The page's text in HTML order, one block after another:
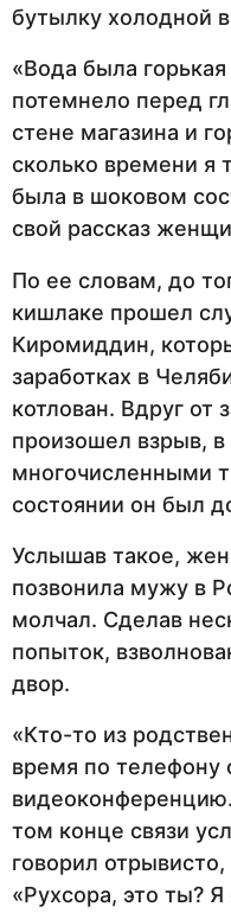
бутылку холодной
«Вода была
потемнело перед
стене магазина и
сколько времени я
была в шоковом
свой рассказ
По ее словам, до
кишлаке прошел
Киромиддин,
заработках в
котлован. Вдруг от
произошел взрыв, в
многочисленными
состоянии он был
Услышав такое,
позвонила мужу в
молчал. Сделав
попыток,
двор.
«Кто-то из
время по телефону
том конце связи
говорил
«Рухсора, это ты?